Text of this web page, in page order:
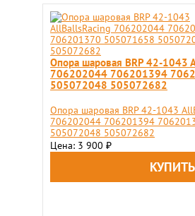
Опора шаровая BRP 42-1043
706202044 706201394
505072048 505072682
Опора шаровая BRP 42-1043
706202044 706201394
505072048 505072682
Цена: 3 900 ₽